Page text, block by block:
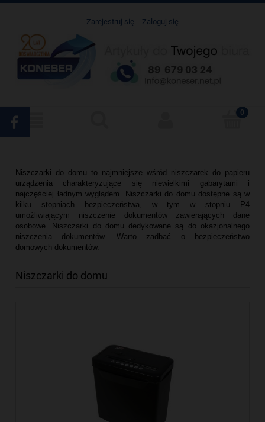
Zarejestruj się Zaloguj się
Niszczarki do domu to najmniejsze wśród niszczarek do papieru
urządzenia charakteryzujące się niewielkimi gabarytami i
najczęściej ładnym wyglądem. Niszczarki do domu dostępne są w
kilku stopniach bezpieczeństwa, w tym w stopniu P4
umożliwiającym niszczenie dokumentów zawierających dane
osobowe. Niszczarki do domu dedykowane są do okazjonalnego
niszczenia dokumentów. Warto zadbać o bezpieczeństwo
domowych dokumentów.
Niszczarki do domu